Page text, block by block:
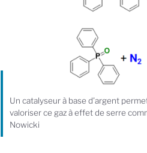
Un catalyseur à base d'argent
valoriser ce gaz à effet de serre
Nowicki